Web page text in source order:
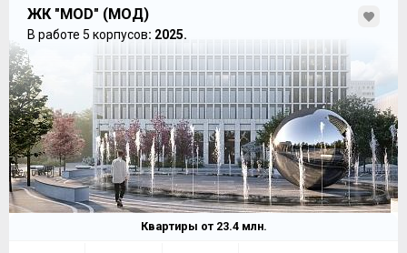
ЖК "MOD" (МОД)
В работе 5 корпусов: 2025.
Квартиры от 23.4млн.